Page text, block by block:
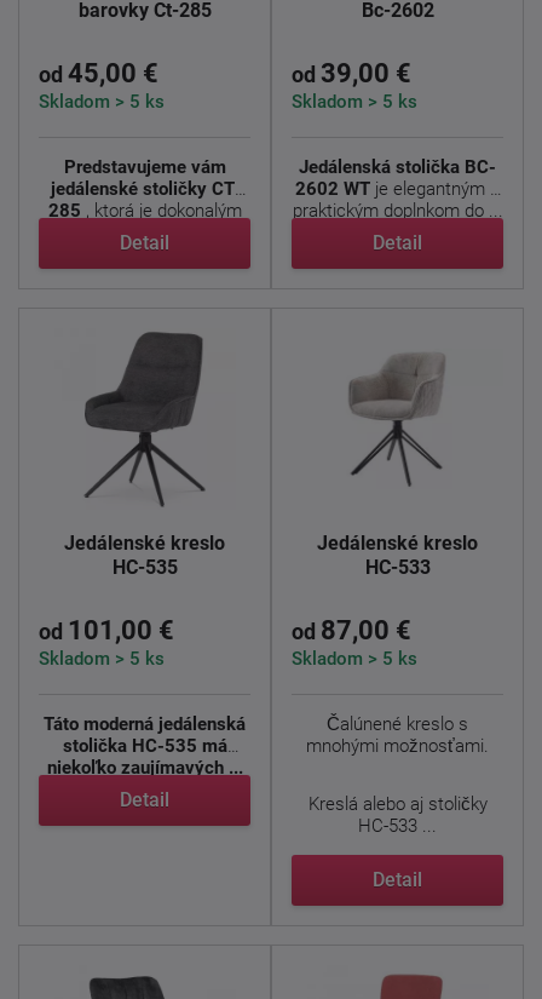
barovky Ct-285
od 45,00 €
Skladom > 5 ks
Predstavujeme vám
jedálenské stoličky CT-
285 , ktorá je dokonalým
...
Detail
Bc-2602
od 39,00 €
Skladom > 5 ks
Jedálenská stolička BC-
2602 WT je elegantným a
praktickým doplnkom do ...
Detail
Jedálenské kreslo
HC-535
od 101,00 €
Skladom > 5 ks
Táto moderná jedálenská
stolička HC-535 má
niekoľko zaujímavých ...
Detail
Jedálenské kreslo
HC-533
od 87,00 €
Skladom > 5 ks
Čalúnené kreslo s
mnohými možnosťami.
Kreslá alebo aj stoličky
HC-533 ...
Detail